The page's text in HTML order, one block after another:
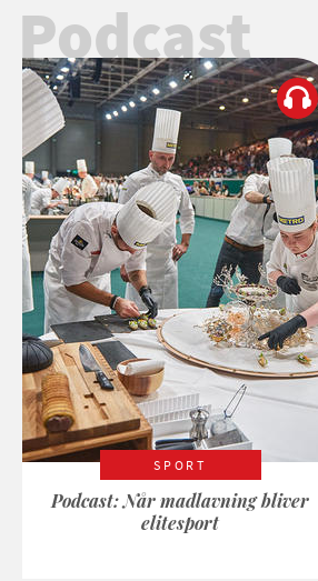
Podcast
SPORT
Podcast: Når madlavning bliver
elitesport